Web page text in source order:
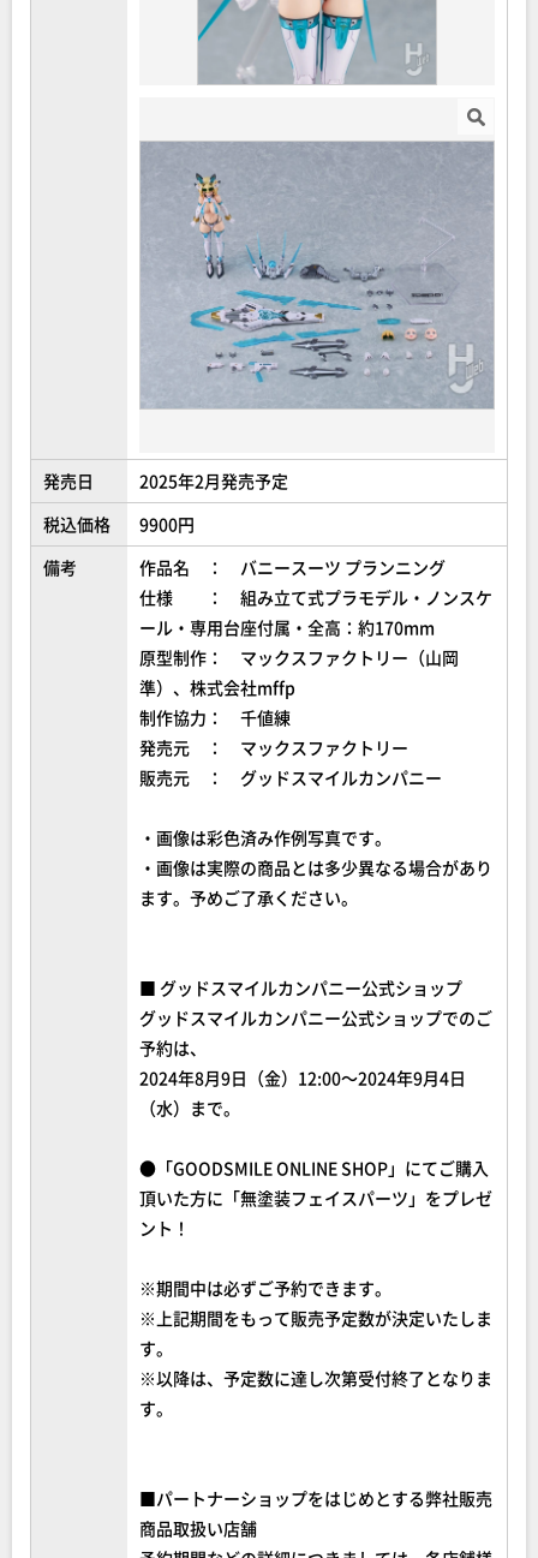
発売日
2025年2月発売予定
税込価格
9900円
備考
作品名 ： バニースーツ プランニング
仕様 ： 組み立て式プラモデル・ノンスケ
ール・専用台座付属・全高：約170mm
原型制作： マックスファクトリー（山岡
準）、株式会社mffp
制作協力： 千値練
発売元 ： マックスファクトリー
販売元 ： グッドスマイルカンパニー
・画像は彩色済み作例写真です。
・画像は実際の商品とは多少異なる場合があり
ます。予めご了承ください。
■ グッドスマイルカンパニー公式ショップ
グッドスマイルカンパニー公式ショップでのご
予約は、
2024年8月9日（金）12:00～2024年9月4日
（水）まで。
●「GOODSMILE ONLINE SHOP」にてご購入
頂いた方に「無塗装フェイスパーツ」をプレゼ
ント！
※期間中は必ずご予約できます。
※上記期間をもって販売予定数が決定いたしま
す。
※以降は、予定数に達し次第受付終了となりま
す。
■パートナーショップをはじめとする弊社販売
商品取扱い店舗